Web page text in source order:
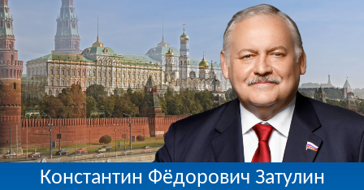
Константин Фёдорович Затулин